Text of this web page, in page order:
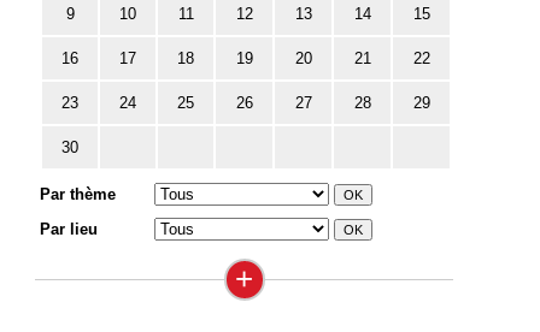
9 10 11 12 13 14 15
16 17 18 19 20 21 22
23 24 25 26 27 28 29
30
Par thème
Par lieu
+